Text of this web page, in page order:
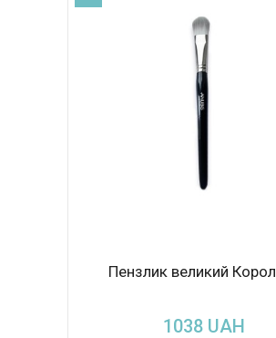
Пензлик великий
1038 UAH